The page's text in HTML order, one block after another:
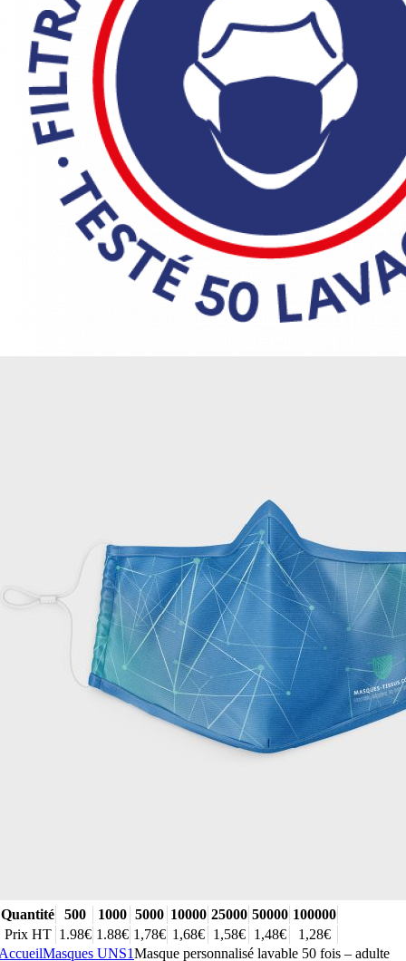
Quantité 500 1000 5000 10000 25000 50000 100000
Prix HT 1.98€ 1.88€ 1,78€ 1,68€ 1,58€ 1,48€
1,28€
Masques UNS1Masque personnalisé lavable 50 fois – adulte